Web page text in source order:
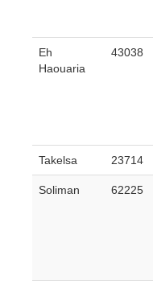
Eh
Haouaria
43038
Takelsa 23714
Soliman 62225